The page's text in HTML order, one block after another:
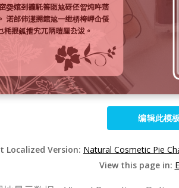
编辑此模
Localized Version: Natural Cosmetic Pie
View this page in: